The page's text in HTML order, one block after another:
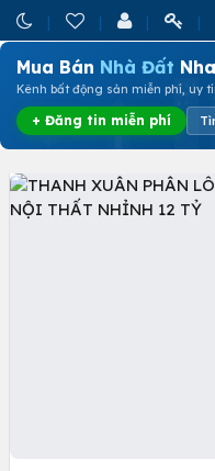
Mua Bán Nhà Đất
Kênh bất động sản miễn phí, uy
+ Đăng tin miễn phí